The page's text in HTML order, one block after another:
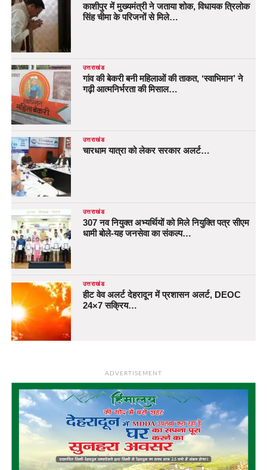
काशीपुर में मुख्यमंत्री ने जताया शोक, विधायक त्रिलोक
सिंह चीमा के परिजनों से मिले…
उत्तराखंड
गांव की बेकरी बनी महिलाओं की ताकत, ‘स्वाभिमान’ ने
गढ़ी आत्मनिर्भरता की मिसाल…
उत्तराखंड
चारधाम यात्रा को लेकर सरकार अलर्ट…
उत्तराखंड
307 नव नियुक्त अभ्यर्थियों को मिले नियुक्ति पत्र सीएम
धामी बोले-यह जनसेवा का संकल्प…
उत्तराखंड
हीट वेव अलर्ट देहरादून में प्रशासन अलर्ट, DEOC
24×7 सक्रिय…
ADVERTISEMENT